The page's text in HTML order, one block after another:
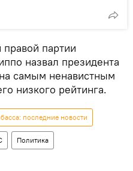
партии
назвал президента
самым ненавистным
низкого рейтинга.
последние новости
Политика